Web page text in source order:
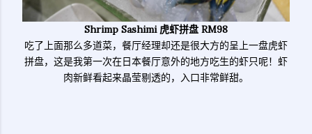
Shrimp Sashimi 虎虾拼盘 RM98
吃了上面那么多道菜，餐厅经理却还是很大方的呈上一盘虎虾
拼盘，这是我第一次在日本餐厅意外的地方吃生的虾只呢！虾
肉新鲜看起来晶莹剔透的，入口非常鲜甜。